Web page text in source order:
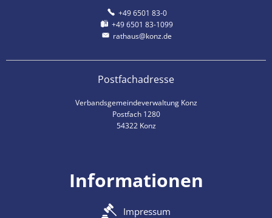
+49 6501 83-0
+49 6501 83-1099
rathaus@konz.de
Postfachadresse
Verbandsgemeindeverwaltung Konz
Postfach 1280
54322 Konz
Informationen
Impressum